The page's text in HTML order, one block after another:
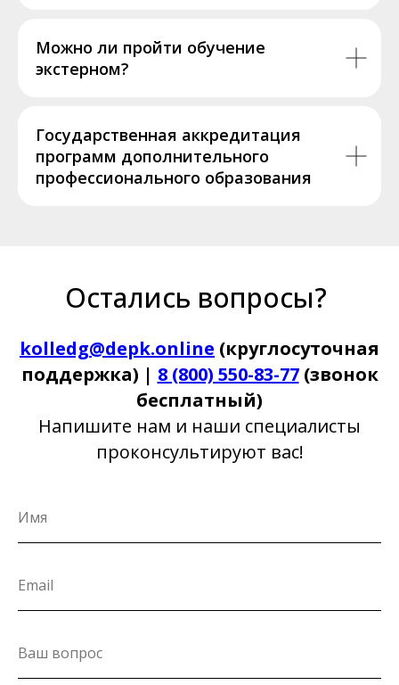
Можно ли пройти обучение
экстерном?
Государственная аккредитация
программ дополнительного
профессионального образования
Остались вопросы?
kolledg@depk.online (круглосуточная
поддержка) | 8 (800) 550-83-77(звонок
бесплатный)
Напишите нам и наши специалисты
проконсультируют вас!